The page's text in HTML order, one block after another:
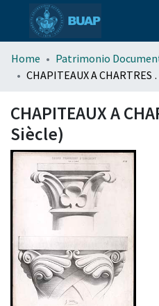
menu.section.about_menu
Home Patrimonio
CHAPITEAUX A
Siècle)